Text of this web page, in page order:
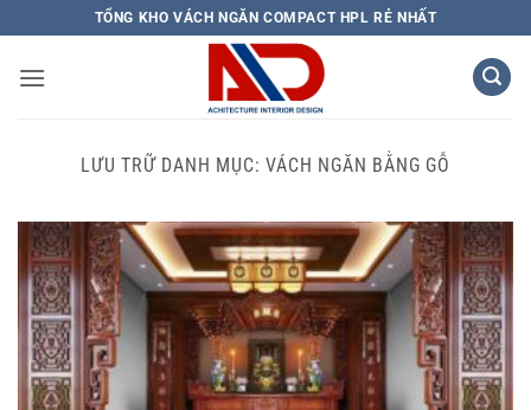
qua
nội
TỔNG KHO VÁCH NGĂN COMPACT HPL RẺ NHẤT
LƯU TRỮ DANH MỤC:VÁCH NGĂN BẰNG GỖ